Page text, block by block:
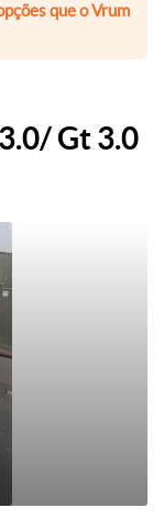
que o Vrum
Gt 3.0